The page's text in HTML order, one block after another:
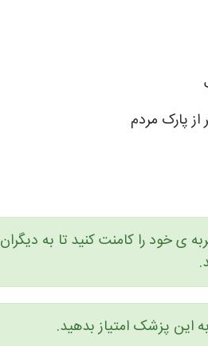
ی خود را کامنت کنید تا به دیگران
این پزشک امتیاز بدهید.